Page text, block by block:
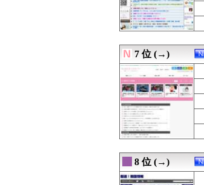
08/07 21:15
08/07 21:12
08/07 21:10
08/07 21:08
08/07 21:07
08/07 21:05
08/07 21:00
08/07 21:00
08/07 21:00
08/07 21:00
08/07 20:55
08/07 20:47
08/07 20:29
08/07 20:12
08/07 20:09
7 位 (→)
8 位 (→)